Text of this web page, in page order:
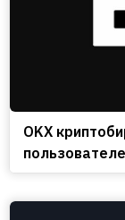
OKX